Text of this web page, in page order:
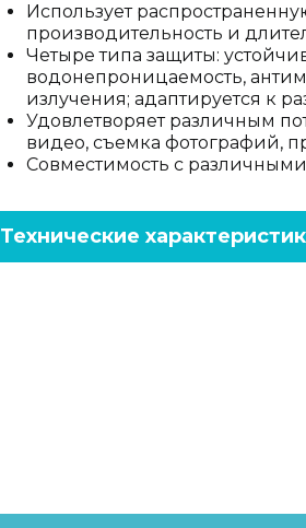
Использует
производительность и
Четыре типа защиты:
водонепроницаемость,
излучения; адаптируется к
Удовлетворяет различным
видео, съемка фотографий,
Совместимость с
Технические